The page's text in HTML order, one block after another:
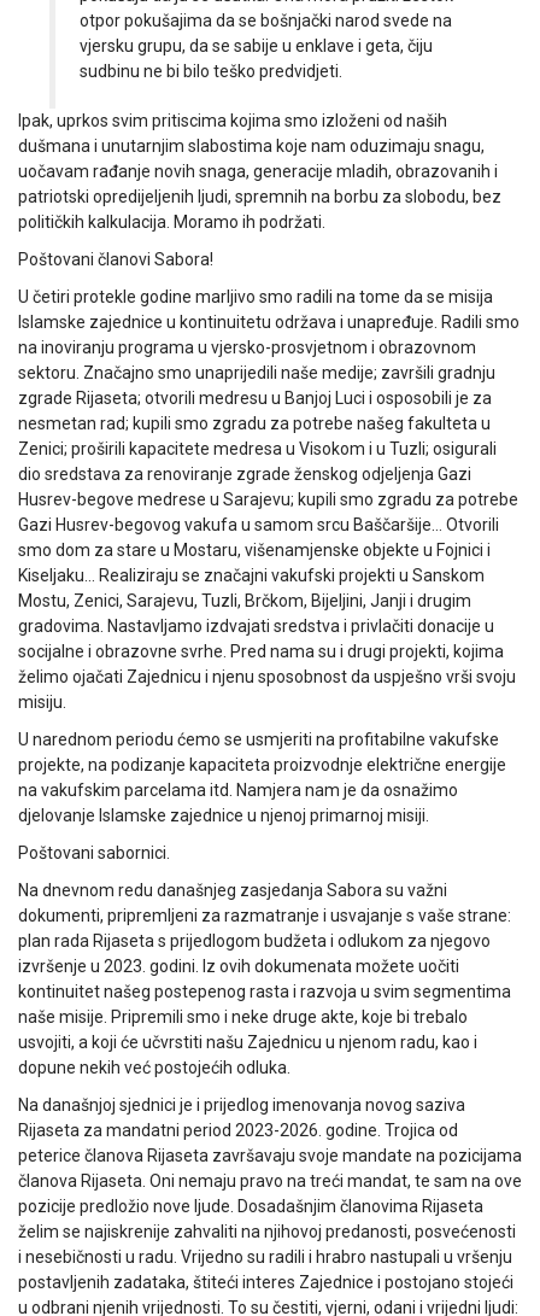
otpor pokušajima da se bošnjački narod svede na
vjersku grupu, da se sabije u enklave i geta, čiju
sudbinu ne bi bilo teško predvidjeti.
Ipak, uprkos svim pritiscima kojima smo izloženi od naših
dušmana i unutarnjim slabostima koje nam oduzimaju snagu,
uočavam rađanje novih snaga, generacije mladih, obrazovanih i
patriotski opredijeljenih ljudi, spremnih na borbu za slobodu, bez
političkih kalkulacija. Moramo ih podržati.
Poštovani članovi Sabora!
U četiri protekle godine marljivo smo radili na tome da se misija
Islamske zajednice u kontinuitetu održava i unapređuje. Radili smo
na inoviranju programa u vjersko-prosvjetnom i obrazovnom
sektoru. Značajno smo unaprijedili naše medije; završili gradnju
zgrade Rijaseta; otvorili medresu u Banjoj Luci i osposobili je za
nesmetan rad; kupili smo zgradu za potrebe našeg fakulteta u
Zenici; proširili kapacitete medresa u Visokom i u Tuzli; osigurali
dio sredstava za renoviranje zgrade ženskog odjeljenja Gazi
Husrev-begove medrese u Sarajevu; kupili smo zgradu za potrebe
Gazi Husrev-begovog vakufa u samom srcu Baščaršije… Otvorili
smo dom za stare u Mostaru, višenamjenske objekte u Fojnici i
Kiseljaku… Realiziraju se značajni vakufski projekti u Sanskom
Mostu, Zenici, Sarajevu, Tuzli, Brčkom, Bijeljini, Janji i drugim
gradovima. Nastavljamo izdvajati sredstva i privlačiti donacije u
socijalne i obrazovne svrhe. Pred nama su i drugi projekti, kojima
želimo ojačati Zajednicu i njenu sposobnost da uspješno vrši svoju
misiju.
U narednom periodu ćemo se usmjeriti na profitabilne vakufske
projekte, na podizanje kapaciteta proizvodnje električne energije
na vakufskim parcelama itd. Namjera nam je da osnažimo
djelovanje Islamske zajednice u njenoj primarnoj misiji.
Poštovani sabornici.
Na dnevnom redu današnjeg zasjedanja Sabora su važni
dokumenti, pripremljeni za razmatranje i usvajanje s vaše strane:
plan rada Rijaseta s prijedlogom budžeta i odlukom za njegovo
izvršenje u 2023. godini. Iz ovih dokumenata možete uočiti
kontinuitet našeg postepenog rasta i razvoja u svim segmentima
naše misije. Pripremili smo i neke druge akte, koje bi trebalo
usvojiti, a koji će učvrstiti našu Zajednicu u njenom radu, kao i
dopune nekih već postojećih odluka.
Na današnjoj sjednici je i prijedlog imenovanja novog saziva
Rijaseta za mandatni period 2023-2026. godine. Trojica od
peterice članova Rijaseta završavaju svoje mandate na pozicijama
članova Rijaseta. Oni nemaju pravo na treći mandat, te sam na ove
pozicije predložio nove ljude. Dosadašnjim članovima Rijaseta
želim se najiskrenije zahvaliti na njihovoj predanosti, posvećenosti
i nesebičnosti u radu. Vrijedno su radili i hrabro nastupali u vršenju
postavljenih zadataka, štiteći interes Zajednice i postojano stojeći
u odbrani njenih vrijednosti. To su čestiti, vjerni, odani i vrijedni ljudi: